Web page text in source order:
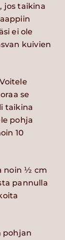
jos taikina
ei ole
kuivien
se
taikina
pohja
10
noin ½ cm
pannulla
pohjan